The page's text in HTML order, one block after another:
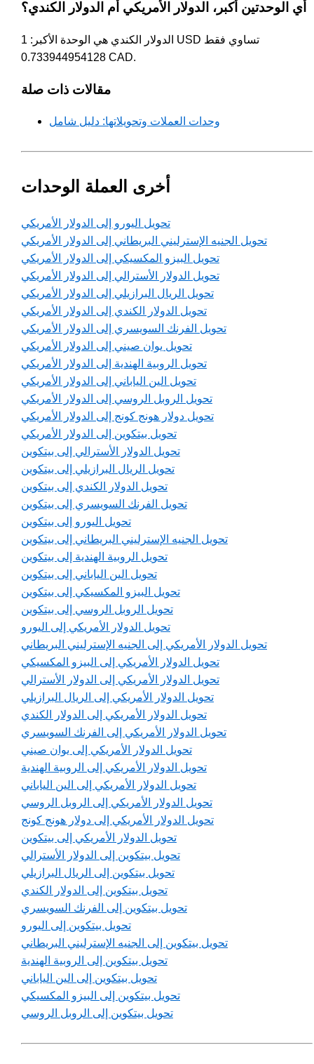
أي الوحدتين أكبر، الدولار الأمريكي أم الدولار الكندي؟
الدولار الكندي هي الوحدة الأكبر: 1 USD تساوي فقط
0.733944954128 CAD.
مقالات ذات صلة
وحدات العملات وتحويلاتها: دليل شامل
أخرى العملة الوحدات
تحويل اليورو إلى الدولار الأمريكي
تحويل الجنيه الإسترليني البريطاني إلى الدولار الأمريكي
تحويل البيزو المكسيكي إلى الدولار الأمريكي
تحويل الدولار الأسترالي إلى الدولار الأمريكي
تحويل الريال البرازيلي إلى الدولار الأمريكي
تحويل الدولار الكندي إلى الدولار الأمريكي
تحويل الفرنك السويسري إلى الدولار الأمريكي
تحويل يوان صيني إلى الدولار الأمريكي
تحويل الروبية الهندية إلى الدولار الأمريكي
تحويل الين الياباني إلى الدولار الأمريكي
تحويل الروبل الروسي إلى الدولار الأمريكي
تحويل دولار هونج كونج إلى الدولار الأمريكي
تحويل بيتكوين إلى الدولار الأمريكي
تحويل الدولار الأسترالي إلى بيتكوين
تحويل الريال البرازيلي إلى بيتكوين
تحويل الدولار الكندي إلى بيتكوين
تحويل الفرنك السويسري إلى بيتكوين
تحويل اليورو إلى بيتكوين
تحويل الجنيه الإسترليني البريطاني إلى بيتكوين
تحويل الروبية الهندية إلى بيتكوين
تحويل الين الياباني إلى بيتكوين
تحويل البيزو المكسيكي إلى بيتكوين
تحويل الروبل الروسي إلى بيتكوين
تحويل الدولار الأمريكي إلى اليورو
تحويل الدولار الأمريكي إلى الجنيه الإسترليني البريطاني
تحويل الدولار الأمريكي إلى البيزو المكسيكي
تحويل الدولار الأمريكي إلى الدولار الأسترالي
تحويل الدولار الأمريكي إلى الريال البرازيلي
تحويل الدولار الأمريكي إلى الدولار الكندي
تحويل الدولار الأمريكي إلى الفرنك السويسري
تحويل الدولار الأمريكي إلى يوان صيني
تحويل الدولار الأمريكي إلى الروبية الهندية
تحويل الدولار الأمريكي إلى الين الياباني
تحويل الدولار الأمريكي إلى الروبل الروسي
تحويل الدولار الأمريكي إلى دولار هونج كونج
تحويل الدولار الأمريكي إلى بيتكوين
تحويل بيتكوين إلى الدولار الأسترالي
تحويل بيتكوين إلى الريال البرازيلي
تحويل بيتكوين إلى الدولار الكندي
تحويل بيتكوين إلى الفرنك السويسري
تحويل بيتكوين إلى اليورو
تحويل بيتكوين إلى الجنيه الإسترليني البريطاني
تحويل بيتكوين إلى الروبية الهندية
تحويل بيتكوين إلى الين الياباني
تحويل بيتكوين إلى البيزو المكسيكي
تحويل بيتكوين إلى الروبل الروسي